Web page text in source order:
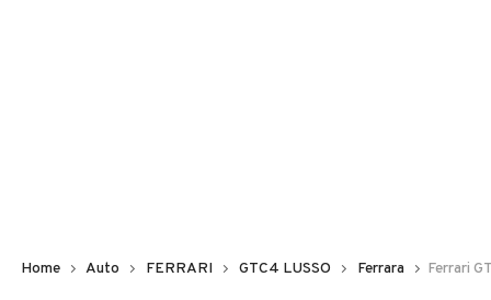
Home Auto FERRARI GTC4 LUSSO Ferrara Ferrari